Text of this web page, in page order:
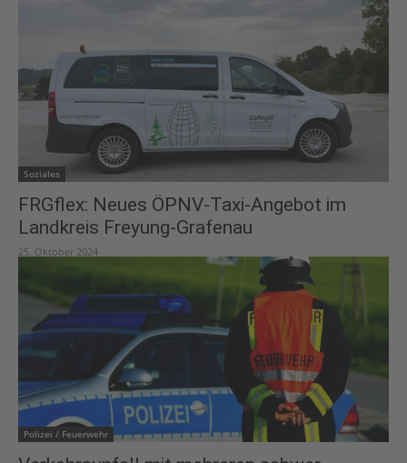
Soziales
FRGflex: Neues ÖPNV-Taxi-Angebot im
Landkreis Freyung-Grafenau
25. Oktober 2024
Polizei / Feuerwehr